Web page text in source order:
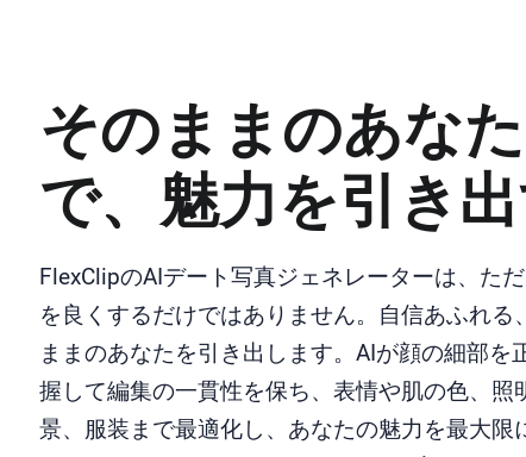
そのままのあなた
で、魅力を引き
FlexClipのAIデート写真ジェネレーターは、た
を良くするだけではありません。自信あふれる
ままのあなたを引き出します。AIが顔の細部を
握して編集の一貫性を保ち、表情や肌の色、照
景、服装まで最適化し、あなたの魅力を最大限